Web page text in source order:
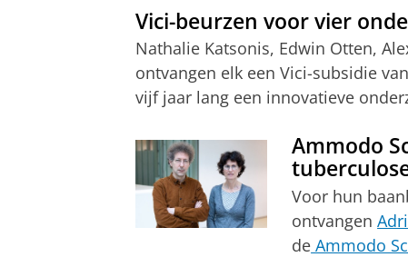
Vici-beurzen voor vier
Nathalie Katsonis, Edwin Otten,
ontvangen elk een Vici-subsidie
vijf jaar lang een innovatieve
Ammodo
Voor hun
ontvangen
de Ammodo